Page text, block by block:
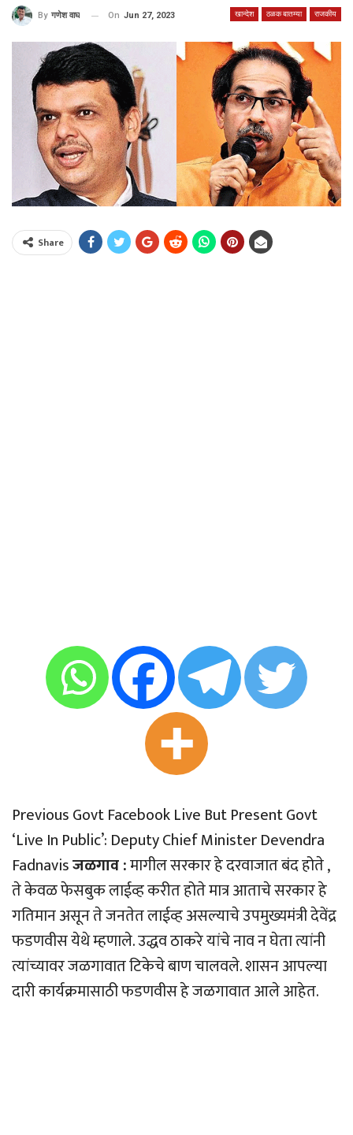
खान्देश ठळक बातम्या राजकीय
By गणेश वाघ On Jun 27, 2023
Share
Previous Govt Facebook Live But Present Govt
‘Live In Public’: Deputy Chief Minister Devendra
Fadnavisजळगाव :मागील सरकार हे दरवाजात बंद होते ,
ते केवळ फेसबुक लाईव्ह करीत होते मात्र आताचे सरकार हे
गतिमान असून ते जनतेत लाईव्ह असल्याचे उपमुख्यमंत्री देवेंद्र
फडणवीस येथे म्हणाले. उद्धव ठाकरे यांचे नाव न घेता त्यांनी
त्यांच्यावर जळगावात टिकेचे बाण चालवले. शासन आपल्या
दारी कार्यक्रमासाठी फडणवीस हे जळगावात आले आहेत.